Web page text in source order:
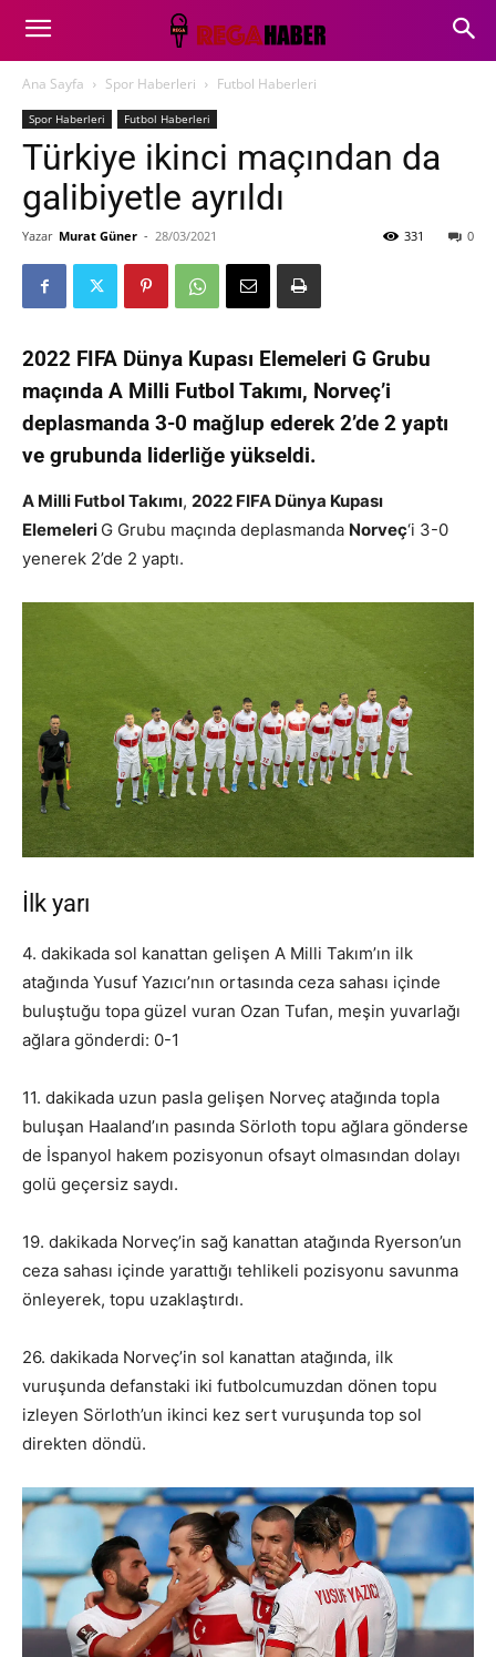
Ana Sayfa Spor Haberleri Futbol Haberleri
Spor Haberleri Futbol Haberleri
Türkiye ikinci maçından da
galibiyetle ayrıldı
Yazar Murat Güner - 28/03/2021 0
331
2022 FIFA Dünya Kupası Elemeleri G Grubu
maçında A Milli Futbol Takımı, Norveç’i
deplasmanda 3-0 mağlup ederek 2’de 2 yaptı
ve grubunda liderliğe yükseldi.
A Milli Futbol Takımı, 2022 FIFA Dünya Kupası
Elemeleri G Grubu maçında deplasmanda Norveç‘i 3-0
yenerek 2’de 2 yaptı.
İlk yarı
4. dakikada sol kanattan gelişen A Milli Takım’ın ilk
atağında Yusuf Yazıcı’nın ortasında ceza sahası içinde
buluştuğu topa güzel vuran Ozan Tufan, meşin yuvarlağı
ağlara gönderdi: 0-1
11. dakikada uzun pasla gelişen Norveç atağında topla
buluşan Haaland’ın pasında Sörloth topu ağlara gönderse
de İspanyol hakem pozisyonun ofsayt olmasından dolayı
golü geçersiz saydı.
19. dakikada Norveç’in sağ kanattan atağında Ryerson’un
ceza sahası içinde yarattığı tehlikeli pozisyonu savunma
önleyerek, topu uzaklaştırdı.
26. dakikada Norveç’in sol kanattan atağında, ilk
vuruşunda defanstaki iki futbolcumuzdan dönen topu
izleyen Sörloth’un ikinci kez sert vuruşunda top sol
direkten döndü.